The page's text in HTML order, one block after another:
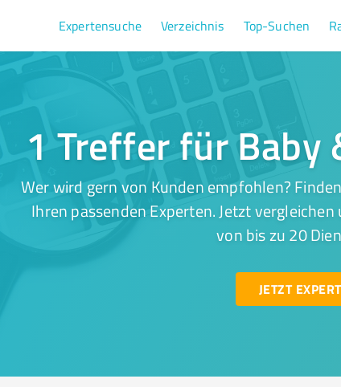
Expertensuche Verzeichnis Top-Suchen
1 Treffer für Baby
Wer wird gern von Kunden empfohlen?
Ihren passenden Experten. Jetzt
von bis zu 20
JETZT